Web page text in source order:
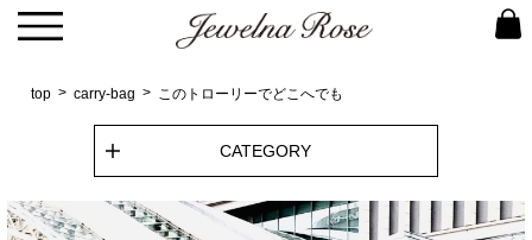
top carry-bag このトローリーでどこへでも
CATEGORY